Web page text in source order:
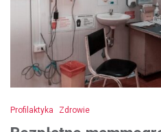
Profilaktyka Zdrowie